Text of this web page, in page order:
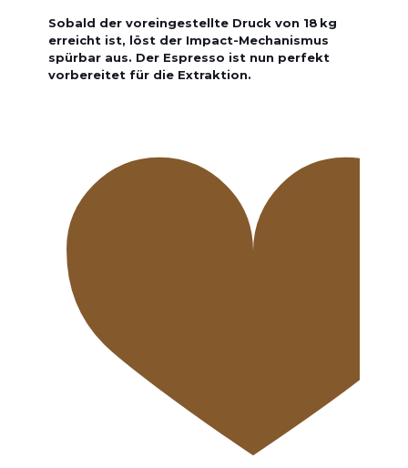
Sobald der voreingestellte Druck von 18 kg
erreicht ist, löst der Impact-Mechanismus
spürbar aus. Der Espresso ist nun perfekt
vorbereitet für die Extraktion.